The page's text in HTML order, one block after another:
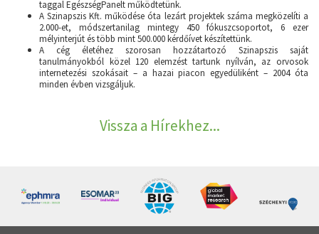
taggal EgészségPanelt működtetünk.
A Szinapszis Kft. működése óta lezárt projektek száma megközelíti a
2.000-et, módszertanilag mintegy 450 fókuszcsoportot, 6 ezer
mélyinterjút és több mint 500.000 kérdőívet készítettünk.
A cég életéhez szorosan hozzátartozó Szinapszis saját
tanulmányokból közel 120 elemzést tartunk nyílván, az orvosok
internetezési szokásait – a hazai piacon egyedüliként – 2004 óta
minden évben vizsgáljuk.
Vissza a Hírekhez...